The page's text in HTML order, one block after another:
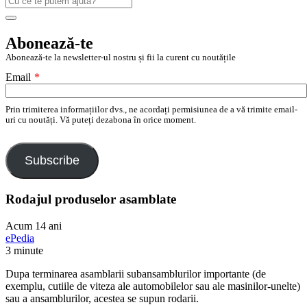
după:
Search
Abonează-te
Abonează-te la newsletter-ul nostru și fii la curent cu noutățile
Email *
Prin trimiterea informațiilor dvs., ne acordați permisiunea de a vă trimite email-
uri cu noutăți. Vă puteți dezabona în orice moment.
Subscribe
Rodajul produselor asamblate
Acum 14 ani
ePedia
3 minute
Dupa terminarea asamblarii subansamblurilor importante (de
exemplu, cutiile de viteza ale automobilelor sau ale masinilor-unelte)
sau a ansamblurilor, acestea se supun rodarii.